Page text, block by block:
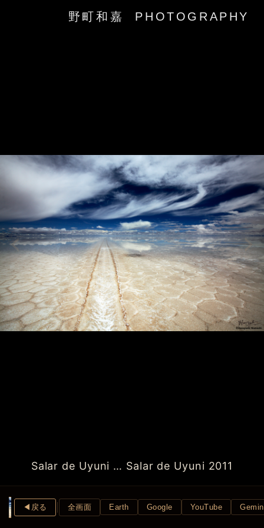
野町和嘉 PHOTOGRAPHY
‹
Salar de Uyuni … Salar de Uyuni 2011
›
◀︎戻る 全画面 Earth Google YouTube